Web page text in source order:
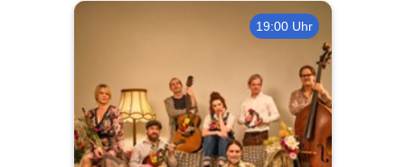
19:00 Uhr